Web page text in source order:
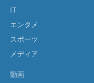
IT
エンタメ
スポーツ
メディア
動画